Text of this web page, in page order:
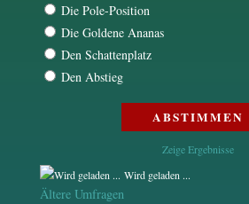
Die Pole-Position
Die Goldene Ananas
Den Schattenplatz
Den Abstieg
Zeige Ergebnisse
Wird geladen ...
Ältere Umfragen